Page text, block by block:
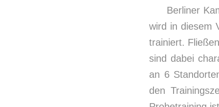
Berliner
wird in diesem
trainiert.
sind dabei
an 6
den